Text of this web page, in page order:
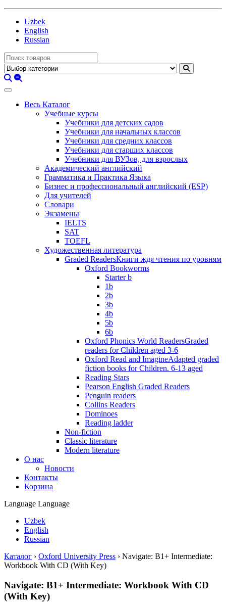
Uzbek
English
Russian
Весь Каталог
Учебные курсы
Учебники для детских садов
Учебники для начальных классов
Учебники для средних классов
Учебники для старших классов
Учебники для ВУЗов, для взрослых
Академический английский
Грамматика и Практика Языка
Бизнес и профессиональный английский (ESP)
Для учителей
Словари
Экзамены
IELTS
SAT
TOEFL
Художественная литература
Graded ReadersКниги ждя чтения по уровням
Oxford Bookworms
Starter b
1b
2b
3b
4b
5b
6b
Oxford Phonics World ReadersGraded
readers for Children aged 3-6
Oxford Read and ImagineAdapted graded
fiction books for Children. 6-13 aged
Reading Stars
Pearson English Graded Readers
Penguin readers
Collins Readers
Dominoes
Reading ladder
Non-fiction
Classic literature
Modern literature
О нас
Новости
Контакты
Корзина
Language Language
Uzbek
English
Russian
Каталог › Oxford University Press › Navigate: B1+ Intermediate:
Workbook With CD (With Key)
Navigate: B1+ Intermediate: Workbook With CD
(With Key)